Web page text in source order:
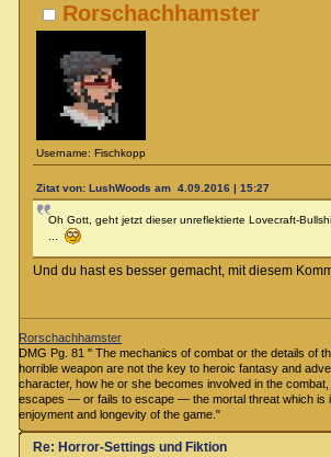
Rorschachhamster
Username: Fischkopp
Zitat von: LushWoods am 4.09.2016 | 15:27
Oh Gott, geht jetzt dieser unreflektierte Lovecraft-
Und du hast es besser gemacht, mit diesem
Rorschachhamster
DMG Pg. 81 " The mechanics of combat or the details of
horrible weapon are not the key to heroic fantasy and
character, how he or she becomes involved in the
escapes — or fails to escape — the mortal threat which is
enjoyment and longevity of the game."
Re: Horror-Settings und Fiktion